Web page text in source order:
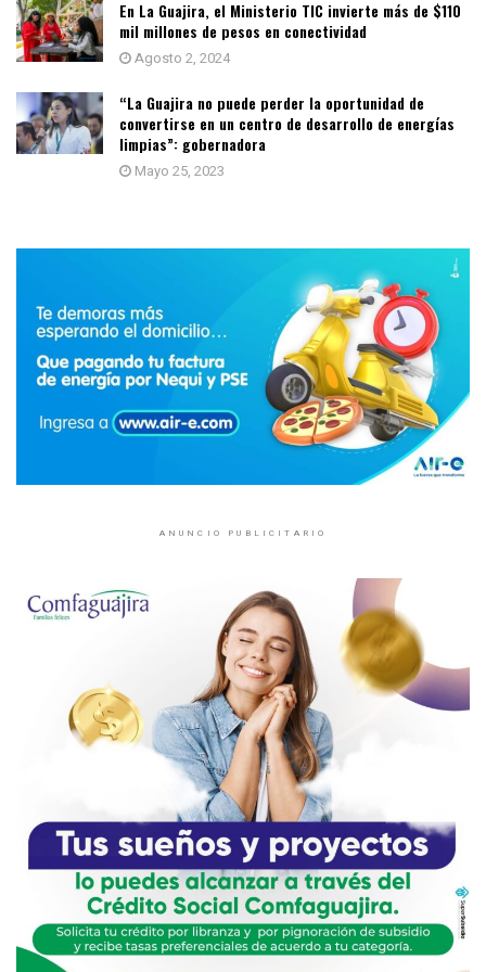
En La Guajira, el Ministerio TIC invierte más de $110
mil millones de pesos en conectividad
Agosto 2, 2024
“La Guajira no puede perder la oportunidad de
convertirse en un centro de desarrollo de energías
limpias”: gobernadora
Mayo 25, 2023
ANUNCIO PUBLICITARIO